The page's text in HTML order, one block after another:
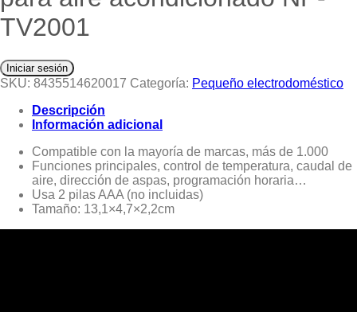
TV2001
Iniciar sesión
SKU: 8435514620017 Categoría: Pequeño electrodoméstico
Descripción
Información adicional
Compatible con la mayoría de marcas, más de 1.000
Funciones principales, control de temperatura, caudal de
aire, dirección de aspas, programación horaria…
Usa 2 pilas AAA (no incluidas)
Tamaño: 13,1×4,7×2,2cm